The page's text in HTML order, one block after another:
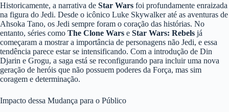
Historicamente, a narrativa de Star Wars foi profundamente enraizada
na figura do Jedi. Desde o icônico Luke Skywalker até as aventuras de
Ahsoka Tano, os Jedi sempre foram o coração das histórias. No
entanto, séries como The Clone Wars e Star Wars: Rebels já
começaram a mostrar a importância de personagens não Jedi, e essa
tendência parece estar se intensificando. Com a introdução de Din
Djarin e Grogu, a saga está se reconfigurando para incluir uma nova
geração de heróis que não possuem poderes da Força, mas sim
coragem e determinação.
Impacto dessa Mudança para o Público